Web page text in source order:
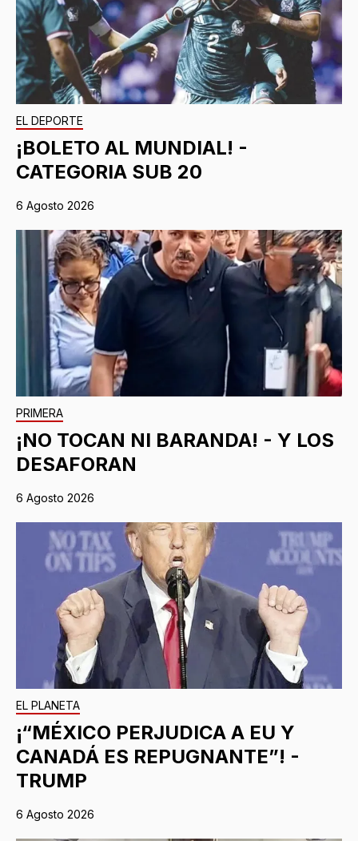
EL DEPORTE
¡BOLETO AL MUNDIAL! -
CATEGORIA SUB 20
6 Agosto 2026
PRIMERA
¡NO TOCAN NI BARANDA! - Y LOS
DESAFORAN
6 Agosto 2026
EL PLANETA
¡“MÉXICO PERJUDICA A EU Y
CANADÁ ES REPUGNANTE”! -
TRUMP
6 Agosto 2026